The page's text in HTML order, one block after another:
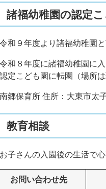
諸福幼稚園の認定
和９年度より諸福幼稚園と
和８年度に諸福幼稚園に
定こども園に転園（場所
郷保育所 住所：大東市太
教育相談
子さんの入園後の生活で心
お問い合わせ先